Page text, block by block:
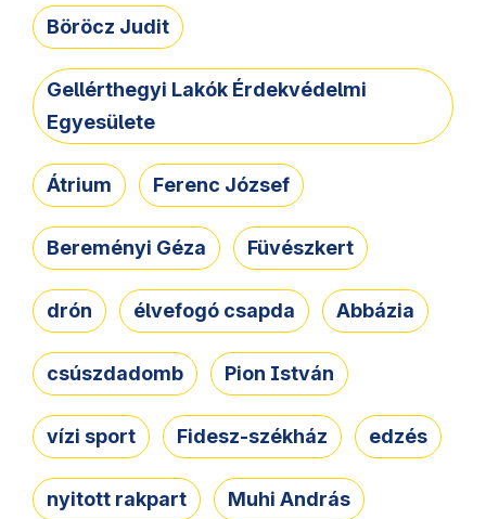
Böröcz Judit
Gellérthegyi Lakók Érdekvédelmi
Egyesülete
Átrium Ferenc József
Bereményi Géza Füvészkert
drón élvefogó csapda Abbázia
csúszdadomb Pion István
vízi sport Fidesz-székház edzés
nyitott rakpart Muhi András